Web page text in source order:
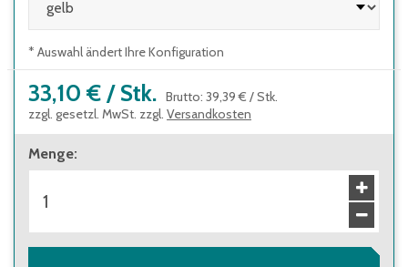
* Auswahl ändert Ihre Konfiguration
33,10 € / Stk. Brutto: 39,39 € /Stk.
zzgl. gesetzl. MwSt. zzgl. Versandkosten
Menge: